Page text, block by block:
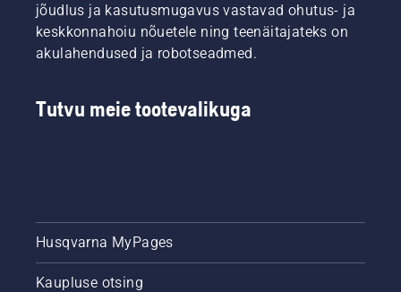
jõudlus ja kasutusmugavus vastavad ohutus- ja
keskkonnahoiu nõuetele ning teenäitajateks on
akulahendused ja robotseadmed.
Tutvu meie tootevalikuga
Husqvarna MyPages
Kaupluse otsing